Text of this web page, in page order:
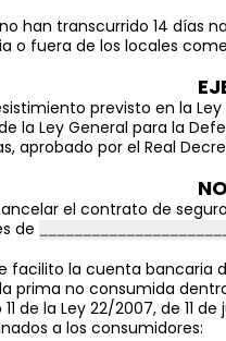
han transcurrido 14 días
o fuera de los locales
previsto en la
la Ley General para la
aprobado por el Real
el contrato de
de
facilito la cuenta bancaria
prima no consumida
de la Ley 22/2007, de 11
a los consumidores: